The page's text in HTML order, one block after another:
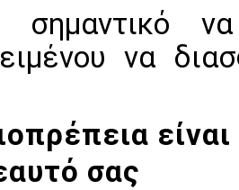
σημαντικό
να
σας